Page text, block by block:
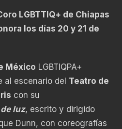
LGBTTIQ+ de Chiapas
los días 20 y 21 de
México LGBTIQPA+
al escenario del Teatro de
con su
luz, escrito y dirigido
Dunn, con coreografías